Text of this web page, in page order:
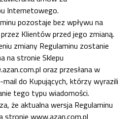
Internetowego.
pozostaje bez wpływu na
Klientów przed jego zmianą.
zmiany Regulaminu zostanie
na stronie Sklepu
oraz przesłana w
do Kupujących, którzy wyrazili
tego typu wiadomości.
że aktualna wersja Regulaminu
stronie www.azan.com.pl